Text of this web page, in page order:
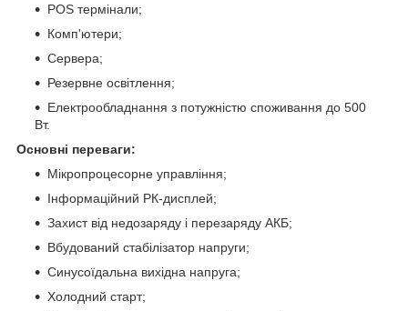
POS термінали;
Комп'ютери;
Сервера;
Резервне освітлення;
Електрообладнання з потужністю споживання до 500
Вт.
Основні переваги:
Мікропроцесорне управління;
Інформаційний РК-дисплей;
Захист від недозаряду і перезаряду АКБ;
Вбудований стабілізатор напруги;
Синусоїдальна вихідна напруга;
Холодний старт;